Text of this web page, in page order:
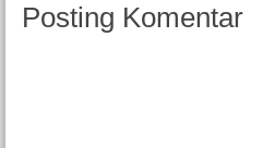
Posting Komentar